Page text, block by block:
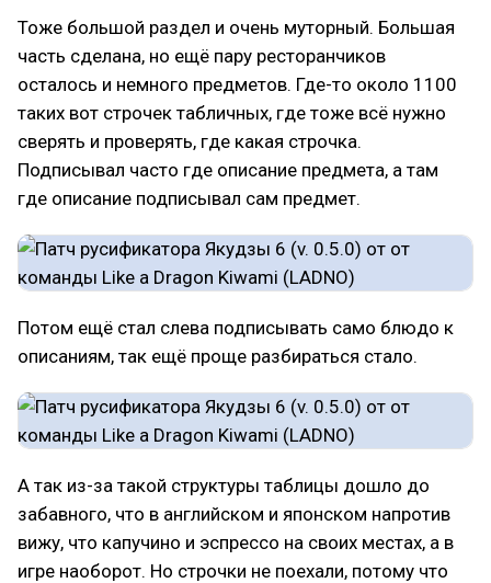
Тоже большой раздел и очень муторный. Большая
часть сделана, но ещё пару ресторанчиков
осталось и немного предметов. Где-то около 1100
таких вот строчек табличных, где тоже всё нужно
сверять и проверять, где какая строчка.
Подписывал часто где описание предмета, а там
где описание подписывал сам предмет.
Потом ещё стал слева подписывать само блюдо к
описаниям, так ещё проще разбираться стало.
А так из-за такой структуры таблицы дошло до
забавного, что в английском и японском напротив
вижу, что капучино и эспрессо на своих местах, а в
игре наоборот. Но строчки не поехали, потому что